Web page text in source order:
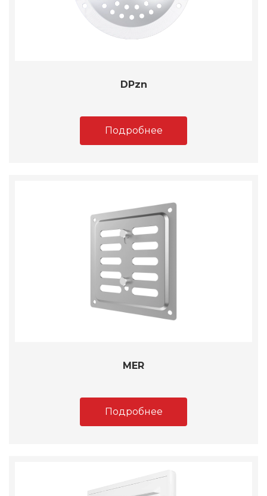
DPzn
Подробнее
MER
Подробнее